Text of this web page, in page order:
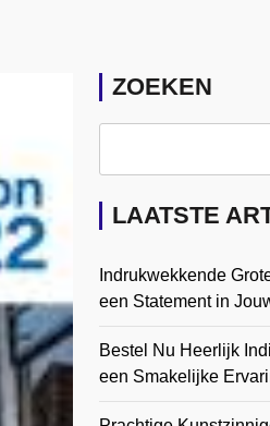
ZOEKEN
LAATSTE
Indrukwekkende
een Statement in
Bestel Nu Heerlijk
een Smakelijke